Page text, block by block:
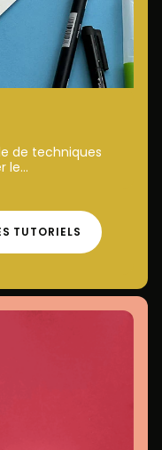
de techniques
le...
TUTORIELS